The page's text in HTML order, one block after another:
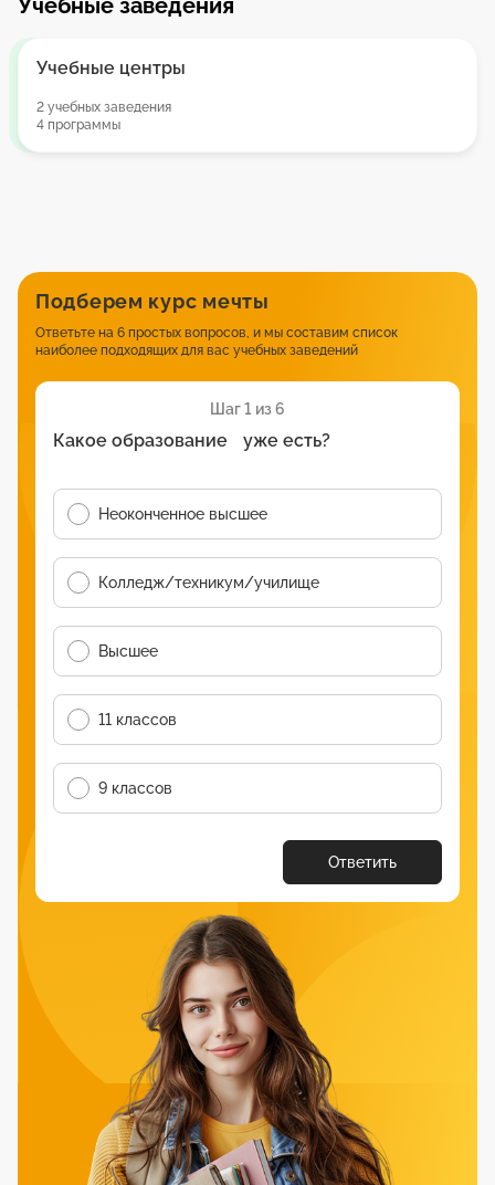
Учебные заведения
Учебные центры
2 учебных заведения
4 программы
Подберем курс мечты
Ответьте на 6 простых вопросов, и мы составим список
наиболее подходящих для вас учебных заведений
Шаг 1 из 6
Какое образование уже есть?
Неоконченное высшее
Колледж/техникум/училище
Высшее
11 классов
9 классов
Ответить